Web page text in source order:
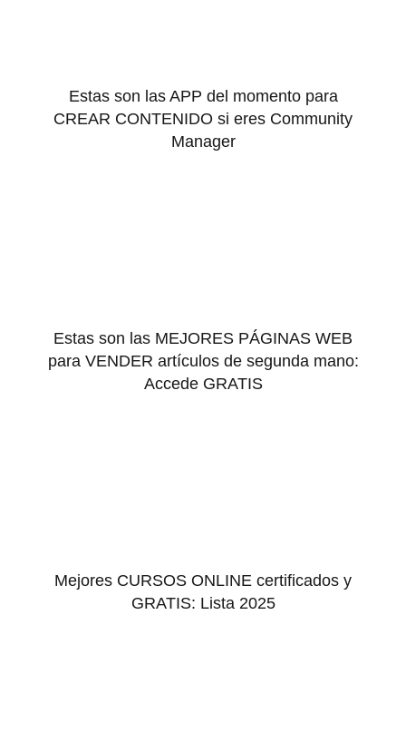
Estas son las APP del momento para
CREAR CONTENIDO si eres Community
Manager
Estas son las MEJORES PÁGINAS WEB
para VENDER artículos de segunda mano:
Accede GRATIS
Mejores CURSOS ONLINE certificados y
GRATIS: Lista 2025